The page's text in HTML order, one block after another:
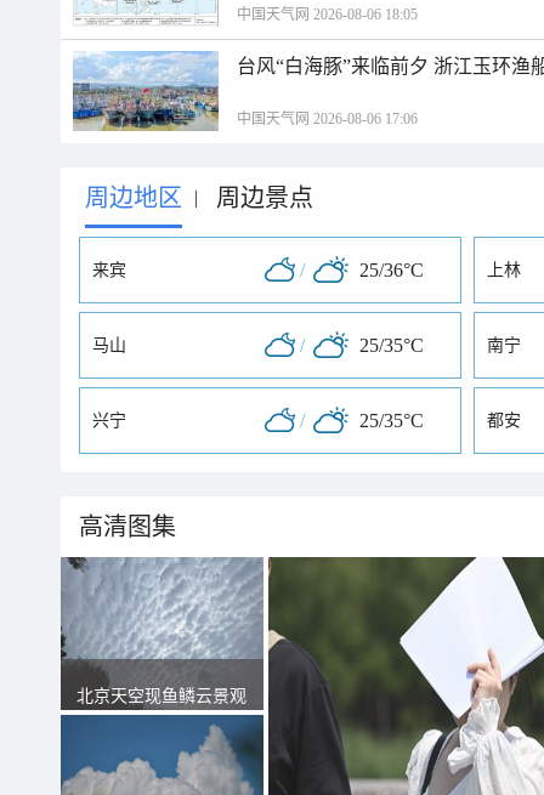
中国天气网 2026-08-06 18:05
台风“白海豚”来临前夕 浙江玉环渔
中国天气网 2026-08-06 17:06
周边地区 | 周边景点
来宾 / 25/36°C 上林
马山 / 25/35°C 南宁
兴宁 / 25/35°C 都安
高清图集
北京天空现鱼鳞云景观